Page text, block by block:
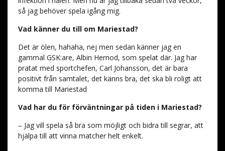
så jag behöver spela igång mig.
Vad känner du till om Mariestad?
Det är ölen, hahaha, nej men sedan känner jag en
gammal GSK:are, Albin Hernod, som spelat där. Jag har
pratat med sportchefen, Carl Johansson, det är bara
positivt från samtalet, det känns bra, det ska bli roligt att
komma till Mariestad
Vad har du för förväntningar på tiden i Mariestad?
– Jag vill spela så bra som möjligt och bidra till segrar, att
hjälpa till att vinna matcher helt enkelt.